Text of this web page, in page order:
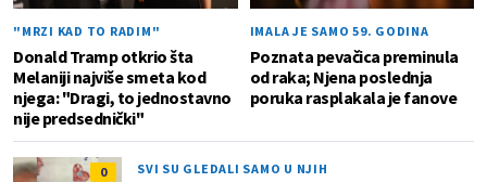
"MRZI KAD TO RADIM"
Donald Tramp otkrio šta
Melaniji najviše smeta kod
njega: "Dragi, to jednostavno
nije predsednički"
IMALA JE SAMO 59. GODINA
Poznata pevačica preminula
od raka; Njena poslednja
poruka rasplakala je fanove
0 SVI SU GLEDALI SAMO U NJIH